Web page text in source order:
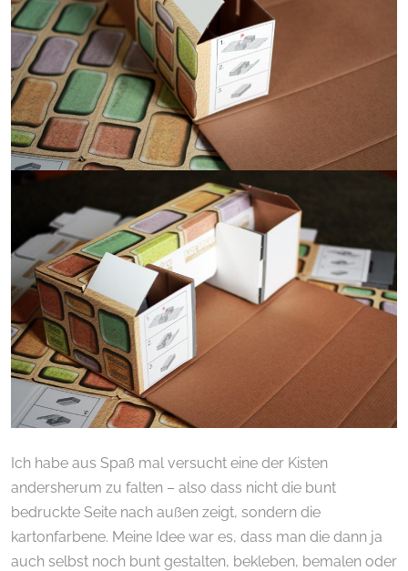
Ich habe aus Spaß mal versucht eine der Kisten
andersherum zu falten – also dass nicht die bunt
bedruckte Seite nach außen zeigt, sondern die
kartonfarbene. Meine Idee war es, dass man die dann ja
auch selbst noch bunt gestalten, bekleben, bemalen oder